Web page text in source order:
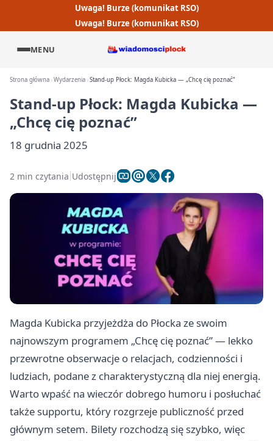
Uwaga! Burze (komunikat RSO)
Uwaga! Burze (komunikat RSO)
MENU
Strona główna Wydarzenia Stand-up Płock: Magda Kubicka — „Chcę cię poznać”
Stand-up Płock: Magda Kubicka —
„Chcę cię poznać”
18 grudnia 2025
2 min czytania Udostępnij
Magda Kubicka przyjeżdża do Płocka ze swoim
najnowszym programem „Chcę cię poznać” — lekko
przewrotne obserwacje o relacjach, codzienności i
ludziach, podane z charakterystyczną dla niej energią.
Warto wpaść na wieczór dobrego humoru i posłuchać
także supportu, który rozgrzeje publiczność przed
głównym setem. Bilety rozchodzą się szybko, więc